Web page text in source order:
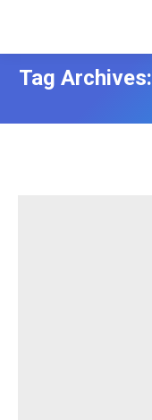
Tag Archives: